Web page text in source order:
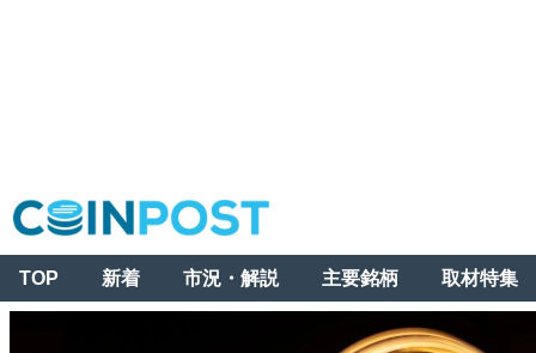
TOP 新着 市況・解説 主要銘柄 取材特集